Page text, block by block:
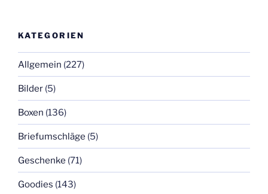
KATEGORIEN
Allgemein (227)
Bilder (5)
Boxen (136)
Briefumschläge (5)
Geschenke (71)
Goodies (143)